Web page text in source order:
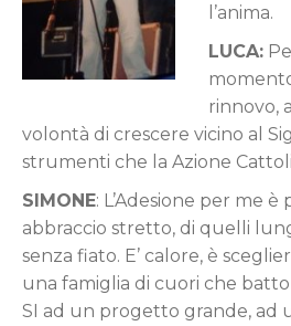
l’anima.
LUCA:
rinnovo,
volontà di crescere vicino al
strumenti che la Azione
SIMONE: L’Adesione per me
abbraccio stretto, di quelli
senza fiato. E’ calore, è
una famiglia di cuori che
SI ad un progetto grande, ad